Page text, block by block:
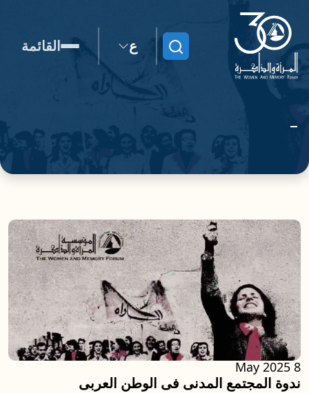
ابحث ع القائمة
ندوة المجتمع المدنى فى الوطن العربى
8 May 2025